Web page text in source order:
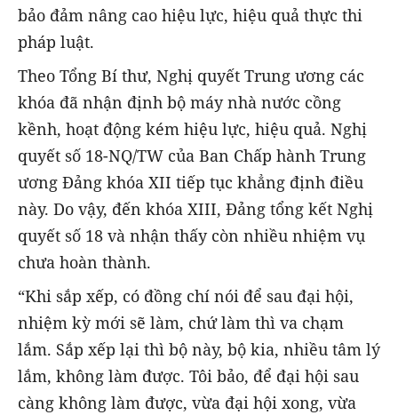
bảo đảm nâng cao hiệu lực, hiệu quả thực thi
pháp luật.
Theo Tổng Bí thư, Nghị quyết Trung ương các
khóa đã nhận định bộ máy nhà nước cồng
kềnh, hoạt động kém hiệu lực, hiệu quả. Nghị
quyết số 18-NQ/TW của Ban Chấp hành Trung
ương Đảng khóa XII tiếp tục khẳng định điều
này. Do vậy, đến khóa XIII, Đảng tổng kết Nghị
quyết số 18 và nhận thấy còn nhiều nhiệm vụ
chưa hoàn thành.
“Khi sắp xếp, có đồng chí nói để sau đại hội,
nhiệm kỳ mới sẽ làm, chứ làm thì va chạm
lắm. Sắp xếp lại thì bộ này, bộ kia, nhiều tâm lý
lắm, không làm được. Tôi bảo, để đại hội sau
càng không làm được, vừa đại hội xong, vừa